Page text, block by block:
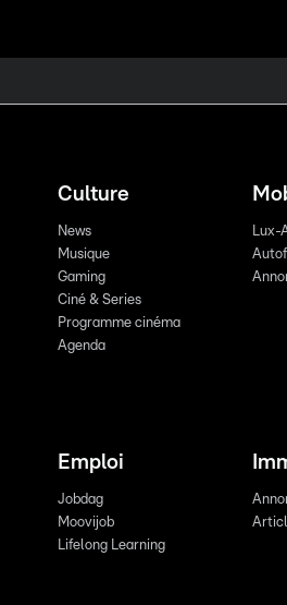
Culture
News
Musique
Gaming
Ciné & Series
Programme cinéma
Agenda
Lux-
Emploi
Jobdag
Moovijob
Lifelong Learning